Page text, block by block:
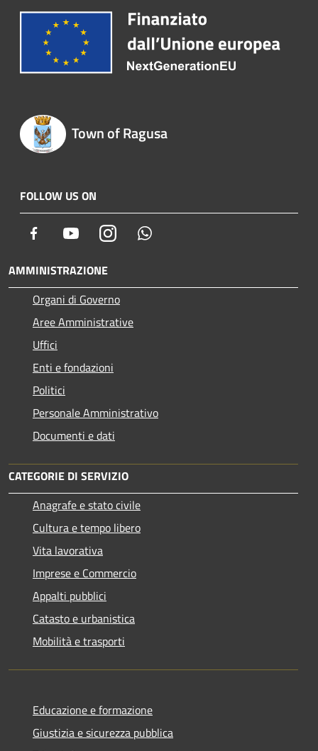
Town of Ragusa
FOLLOW US ON
Facebook YoutubeInstagram
AMMINISTRAZIONE
Organi di Governo
Aree Amministrative
Uffici
Enti e fondazioni
Politici
Personale Amministrativo
Documenti e dati
CATEGORIE DI SERVIZIO
Anagrafe e stato civile
Cultura e tempo libero
Vita lavorativa
Imprese e Commercio
Appalti pubblici
Catasto e urbanistica
Mobilità e trasporti
Educazione e formazione
Giustizia e sicurezza pubblica